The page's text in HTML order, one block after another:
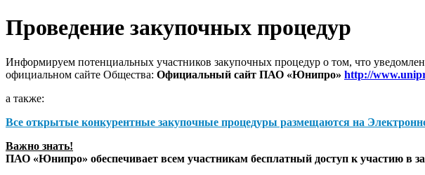
Проведение закупочных процедур
Информируем потенциальных участников закупочных процедур о том, что
официальном сайте Общества: Официальный сайт ПАО «Юнипро» http://
а также:
Все открытые конкурентные закупочные процедуры размещаются на
Важно знать!
ПАО «Юнипро» обеспечивает всем участникам бесплатный доступ к участию в